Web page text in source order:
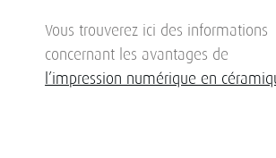
Vous trouverez ici des informations
concernant les avantages de
l’impression numérique en